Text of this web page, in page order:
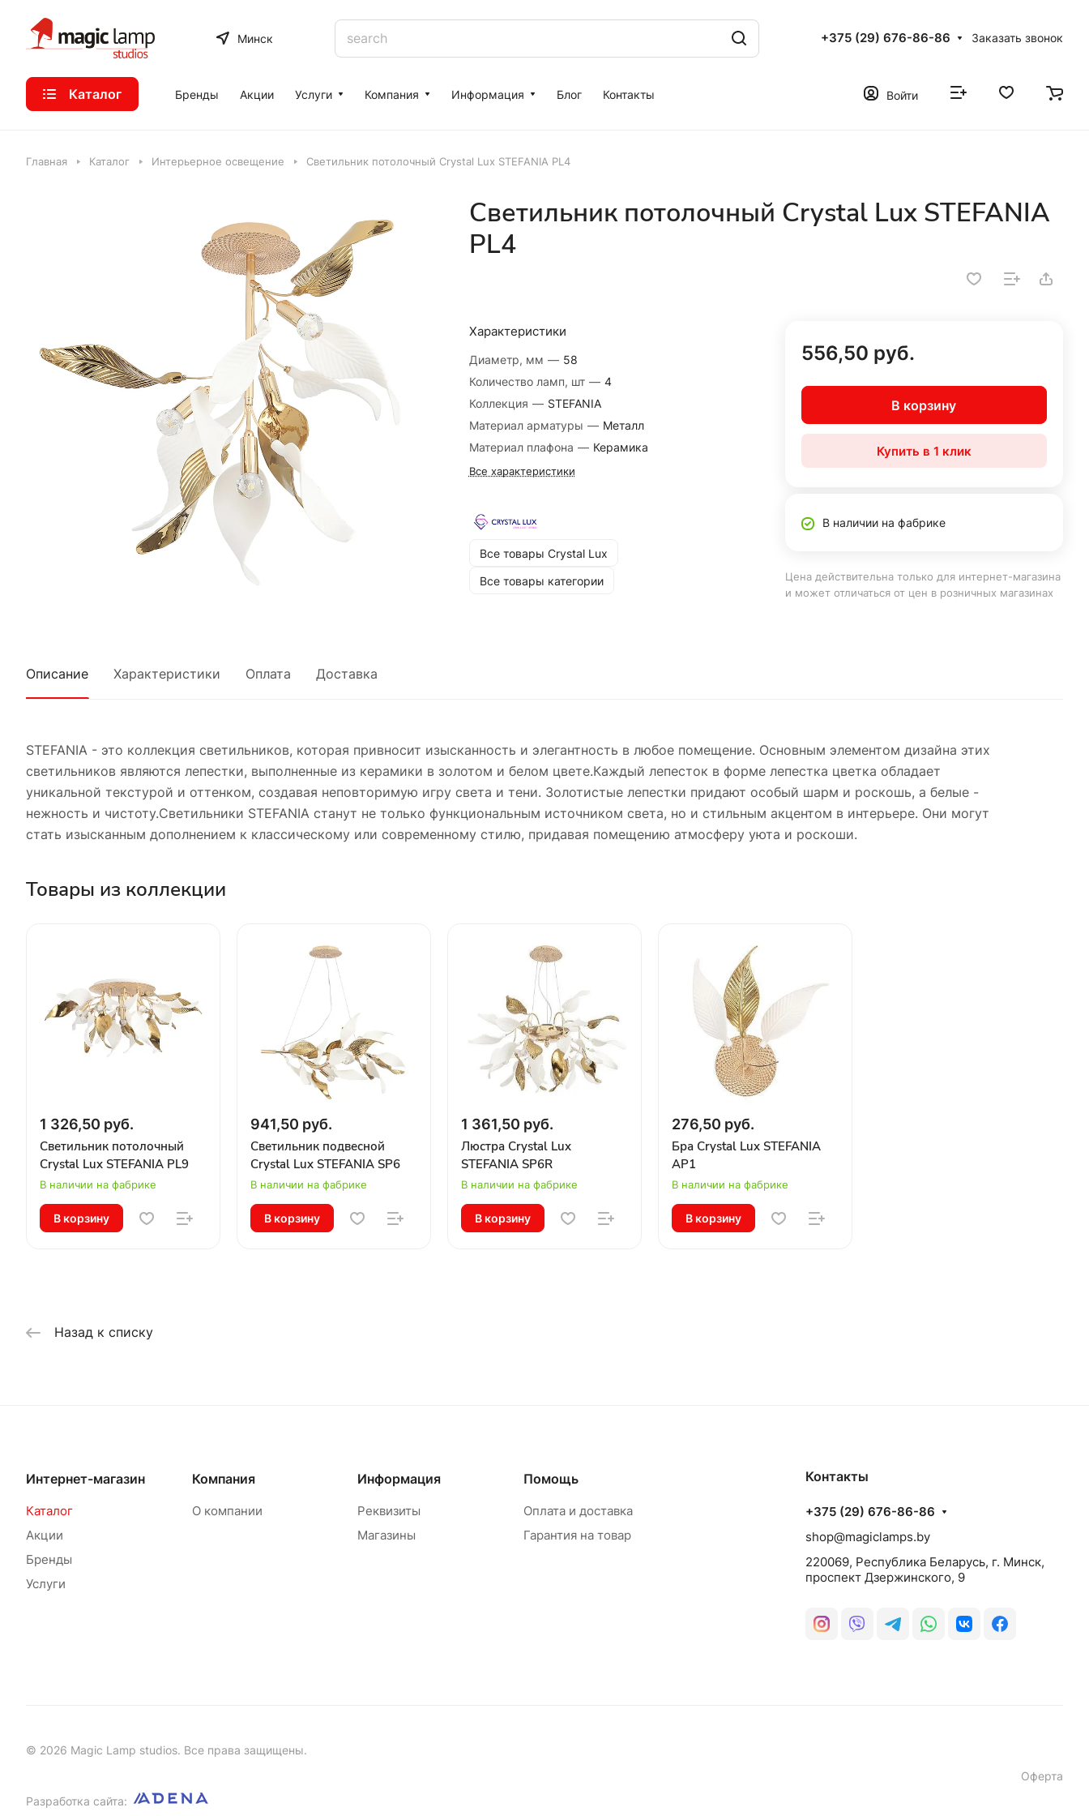
Минск +375 (29) 676-86-86 Заказать звонок
Каталог Бренды Акции Услуги Компания Информация Блог Контакты Войти
Главная Каталог Интерьерное освещение Светильник потолочный Crystal Lux STEFANIA PL4
Светильник потолочный Crystal Lux STEFANIA
PL4
Характеристики
Диаметр, мм — 58
Количество ламп, шт — 4
Коллекция — STEFANIA
Материал арматуры — Металл
Материал плафона — Керамика
Все характеристики
Все товары Crystal Lux
Все товары категории
556,50 руб.
В корзину
Купить в 1 клик
В наличии на фабрике
Цена действительна только для интернет-магазина
и может отличаться от цен в розничных магазинах
Описание Характеристики Оплата Доставка
STEFANIA - это коллекция светильников, которая привносит изысканность и элегантность в любое помещение. Основным элементом дизайна этих
светильников являются лепестки, выполненные из керамики в золотом и белом цвете.Каждый лепесток в форме лепестка цветка обладает
уникальной текстурой и оттенком, создавая неповторимую игру света и тени. Золотистые лепестки придают особый шарм и роскошь, а белые -
нежность и чистоту.Светильники STEFANIA станут не только функциональным источником света, но и стильным акцентом в интерьере. Они могут
стать изысканным дополнением к классическому или современному стилю, придавая помещению атмосферу уюта и роскоши.
Товары из коллекции
1 326,50 руб.
Светильник потолочный
Crystal Lux STEFANIA PL9
В наличии на фабрике
В корзину
941,50 руб.
Светильник подвесной
Crystal Lux STEFANIA SP6
В наличии на фабрике
В корзину
1 361,50 руб.
Люстра Crystal Lux
STEFANIA SP6R
В наличии на фабрике
В корзину
276,50 руб.
Бра Crystal Lux STEFANIA
AP1
В наличии на фабрике
В корзину
Назад к списку
Интернет-магазин
Каталог
Акции
Бренды
Услуги
Компания
О компании
Информация
Реквизиты
Магазины
Помощь
Оплата и доставка
Гарантия на товар
Контакты
+375 (29) 676-86-86
shop@magiclamps.by
220069, Республика Беларусь, г. Минск,
проспект Дзержинского, 9
© 2026 Magic Lamp studios. Все права защищены.
Разработка сайта:
Оферта